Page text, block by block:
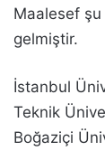
Maalesef
gelmiştir.
İstanbul
Teknik
Boğaziçi